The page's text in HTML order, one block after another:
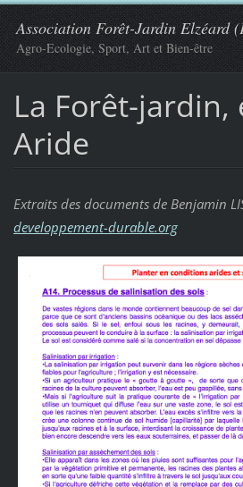
Association Forêt-Jardin Elzéard
Agro-Ecologie, Sport, Art et Bien-être
La Forêt-jardin,
Aride
Extraitsdes documents de Benjamin
developpement-durable.org